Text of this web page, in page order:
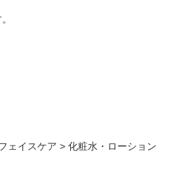
ェイスケア > 化粧水・ローション